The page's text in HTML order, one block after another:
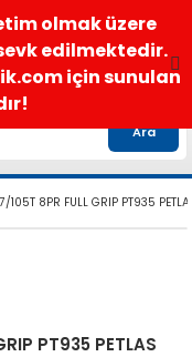
Ara
8PR FULL GRIP PT935
PT935 PETLAS
olmak üzere
edilmektedir.
için sunulan